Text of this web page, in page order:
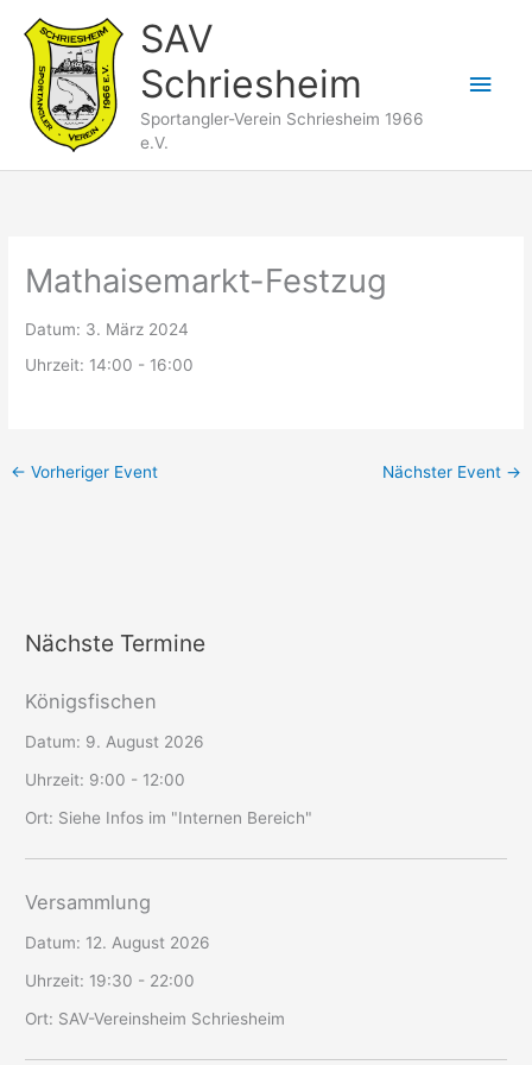
Inhalt
springen
SAV
Schriesheim
Sportangler-Verein Schriesheim 1966
e.V.
Mathaisemarkt-Festzug
Datum: 3. März 2024
Uhrzeit: 14:00 - 16:00
← Vorheriger Event Nächster Event →
Nächste Termine
Königsfischen
Datum: 9. August 2026
Uhrzeit: 9:00 - 12:00
Ort: Siehe Infos im "Internen Bereich"
Versammlung
Datum: 12. August 2026
Uhrzeit: 19:30 - 22:00
Ort: SAV-Vereinsheim Schriesheim